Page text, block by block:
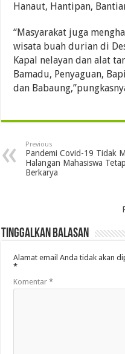
Hanaut, Hantipan,
“Masyarakat juga
wisata buah durian di
Kapal nelayan dan alat
Bamadu, Penyaguan,
dan
Previous
Pandemi Covid-19 Tidak
Halangan Mahasiswa Tetap
Berkarya
Tinggalkan Balasan
Alamat email Anda tidak akan
*
Komentar*